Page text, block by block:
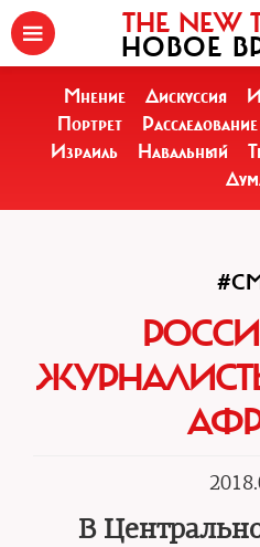
THE NEW
НОВОЕ
Мнение Дискуссия
Портрет
Расследование
Израиль
Навальный
В